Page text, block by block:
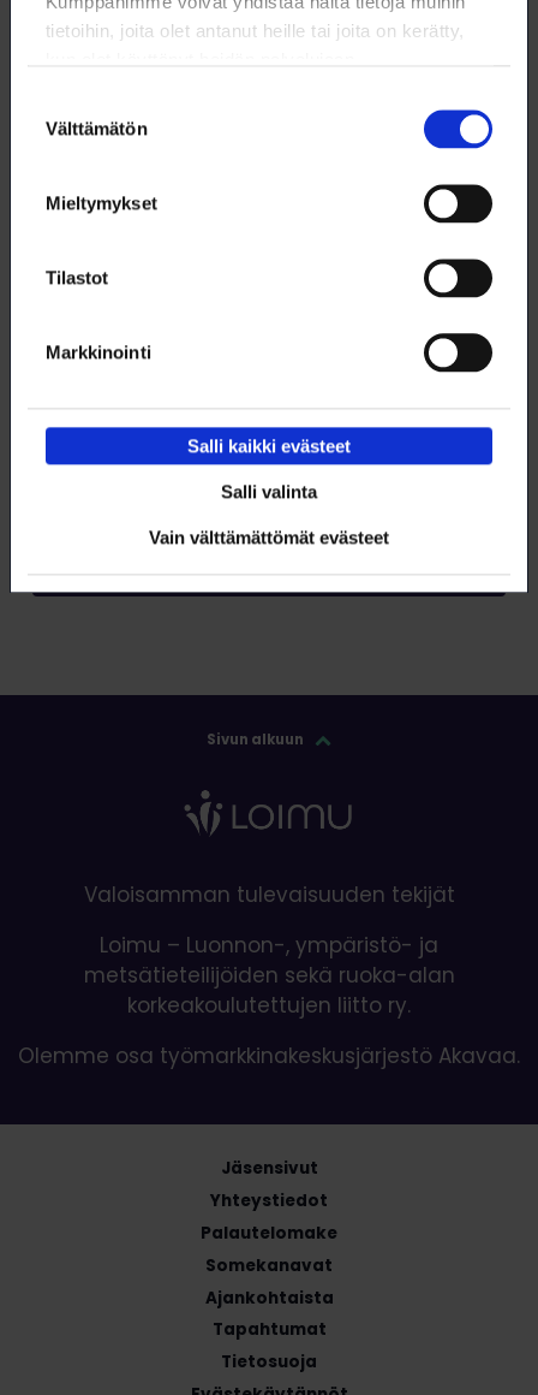
tietoihin, joita olet antanut heille tai joita on kerätty,
valinta
Välttämätön
Mieltymykset
Tilastot
Markkinointi
Salli kaikki evästeet
Salli valinta
Vain välttämättömät evästeet
Tämä artikkeli (pdf)
Tilaa RSS-syöte
Sivun alkuun
Valoisamman tulevaisuuden tekijät
Loimu – Luonnon-, ympäristö- ja
metsätieteilijöiden sekä ruoka-alan
korkeakoulutettujen liitto ry.
Olemme osa työmarkkinakeskusjärjestö Akavaa.
Jäsensivut
Yhteystiedot
Palautelomake
Somekanavat
Ajankohtaista
Tapahtumat
Tietosuoja